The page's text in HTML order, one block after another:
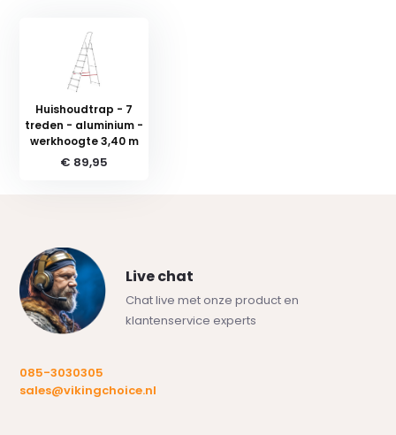
Huishoudtrap - 7
treden - aluminium -
werkhoogte 3,40 m
€ 89,95
Live chat
Chat live met onze product en
klantenservice experts
085-3030305
sales@vikingchoice.nl